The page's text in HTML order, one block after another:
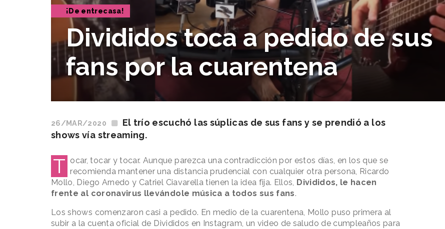
¡De entrecasa!
Divididos toca a pedido de sus
fans por la cuarentena
26/MAR/2020
El trío escuchó las súplicas de sus fans y se prendió a los
shows vía streaming.
T ocar, tocar y tocar. Aunque parezca una contradicción por estos días, en los que se
recomienda mantener una distancia prudencial con cualquier otra persona, Ricardo
Mollo, Diego Arnedo y Catriel Ciavarella tienen la idea fija. Ellos, Divididos, le hacen
frente al coronavirus llevándole música a todos sus fans.
Los shows comenzaron casi a pedido. En medio de la cuarentena, Mollo puso primera al
subir a la cuenta oficial de Divididos en Instagram, un video de saludo de cumpleaños para